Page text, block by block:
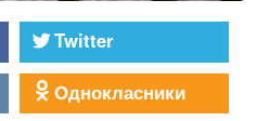
Twitter
Однокласники